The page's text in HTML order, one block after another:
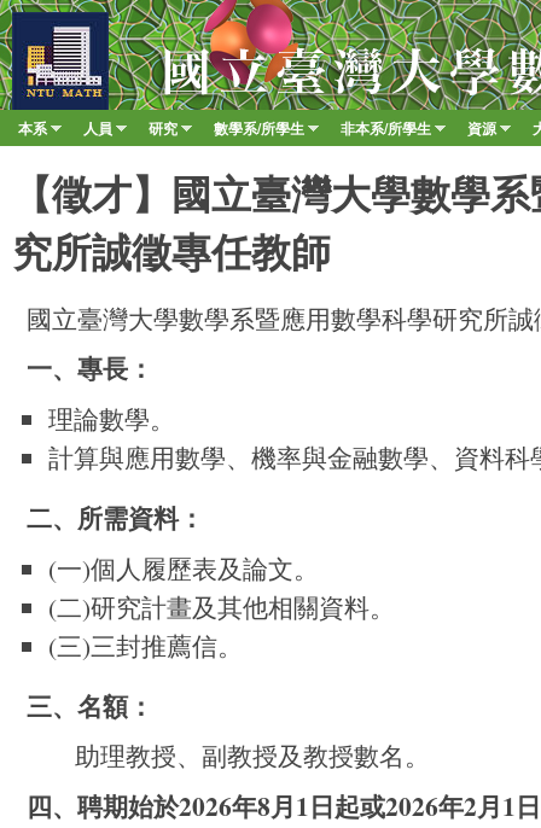
移至
臺
大
數
學Main menu
本系 人員 研究 數學系/所學生 非本系/所學生 資源
【徵才】國立臺灣大學數學
究所誠徵專任教師
國立臺灣大學數學系暨應用數學科學研究所
一、專長​：
理論數學。
計算與應用數學、機率與金融數學、資料科
二、所需資料：
(一)個人履歷表及論文。
(二)研究計畫及其他相關資料。
(三)三封推薦信。
三、名額​：
助理教授、副教授及教授數名。
四、聘期始於2026年8月1日起或2026年2月1